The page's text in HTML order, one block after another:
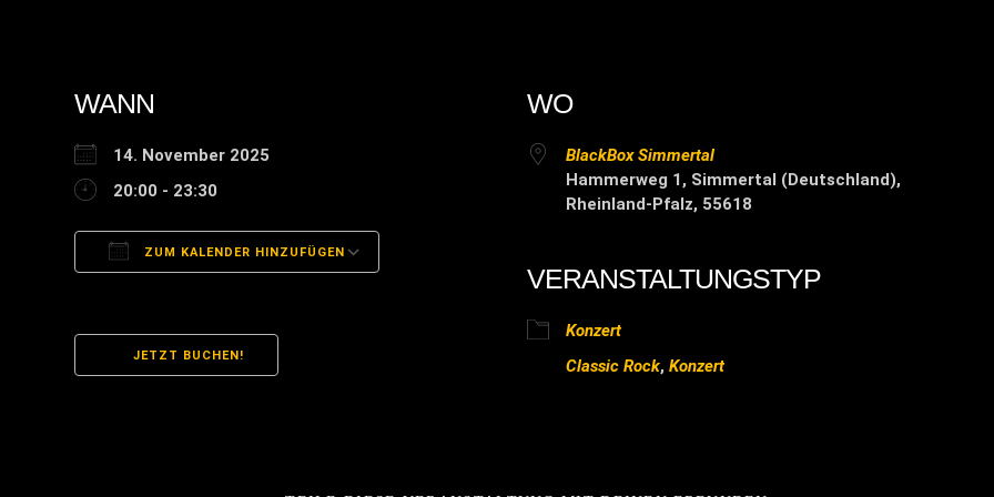
WANN
14. November 2025
20:00 - 23:30
ZUM KALENDER HINZUFÜGEN
iCalendar
JETZT BUCHEN!
WO
BlackBox Simmertal
Hammerweg 1, Simmertal (Deutschland),
Rheinland-Pfalz, 55618
VERANSTALTUNGSTYP
Konzert
Classic Rock,Konzert